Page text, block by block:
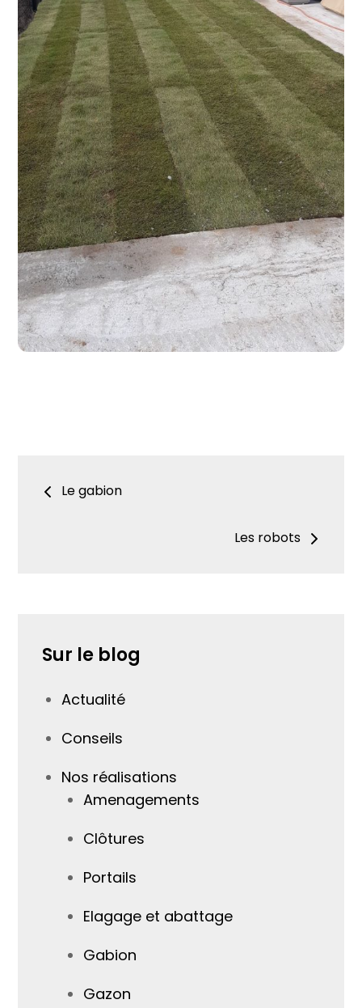
Navigation
Le gabion
Les robots
Sur le blog
Actualité
Conseils
Nos réalisations
Amenagements
Clôtures
Portails
Elagage et abattage
Gabion
Gazon